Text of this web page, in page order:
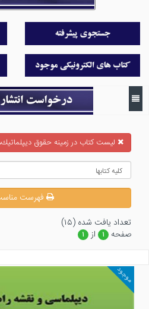
ليست كتاب در زمينه حقوق
فهرست
تعداد يافت شده (۱۵)
صفحه
۱ از ۱
موجود